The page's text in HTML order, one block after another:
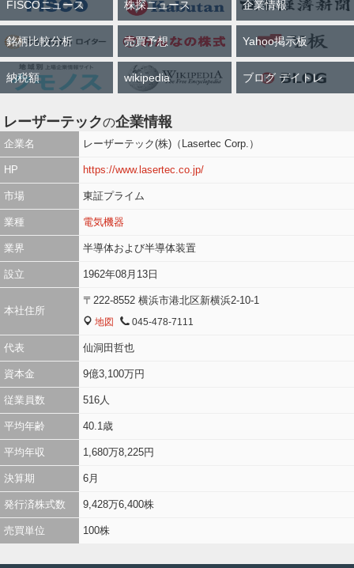
FISCOニュース 株探ニュース 企業情報
銘柄比較分析 売買予想 Yahoo掲示板
納税額 wikipedia ブログ デイトレ
レーザーテックの企業情報
企業名 レーザーテック(株)（Lasertec Corp.）
HP https://www.lasertec.co.jp/
市場 東証プライム
業種 電気機器
業界 半導体および半導体装置
設立 1962年08月13日
本社住所
〒222-8552 横浜市港北区新横浜2-10-1
MAP
地図 TEL
045-478-7111
代表 仙洞田哲也
資本金 9億3,100万円
従業員数 516人
平均年齢 40.1歳
平均年収 1,680万8,225円
決算期 6月
発行済株式数 9,428万6,400株
売買単位 100株
13.8％、キオクシア－4.4％。
全文表示
Kabu_no_mushi
たまご Kabu_no_mushi
8月7日 12時25分
5803フジクラ 5802住友電気工業
今日はレーザーテックと見せかけてソフトバンク。ここのプラ転に
よっては日経昨日の高値くらいまで目指せると思っていたが無理
か、、、 フジクラ14:00場中決算だけど、古河と住友電工の惨劇を
見て持ち越す勇気のある人はいるのだろうか。
カジサダ | 個人投資家
関連銘柄
レーザーテックの前場はかなりきつかった。天井付近で買ってしま
ってオワタ、、、、と思ってたがすごい追い上げでなんとか終え
た。後場はどうなるか
kenkouno1_315
健康一番
関連銘柄
【7日午前の日本市場まとめ】 前場の日経平均は続落 前日
比644円安の65,039円で取引を終えました。 朝方はプラスで始まっ
たものの、半導体・AI関連への売りが強まり、一時は1,000円を超
える下落に 下落が目立った銘柄 ・レーザーテック：今期利益
予想が市場期待に届かず10％超安